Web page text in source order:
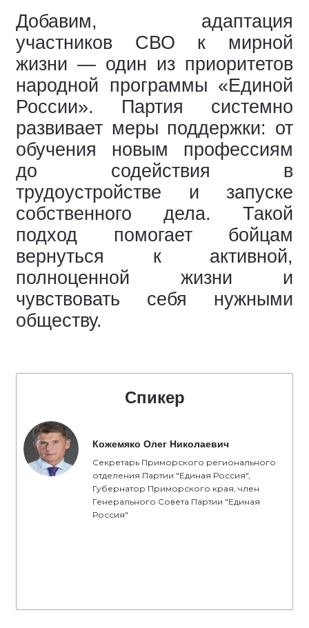
Добавим, адаптация
участников СВО к мирной
жизни — один из приоритетов
народной программы «Единой
России». Партия системно
развивает меры поддержки: от
обучения новым профессиям
до содействия в
трудоустройстве и запуске
собственного дела. Такой
подход помогает бойцам
вернуться к активной,
полноценной жизни и
чувствовать себя нужными
обществу.
Спикер
Кожемяко Олег Николаевич
Секретарь Приморского регионального
отделения Партии "Единая Россия",
Губернатор Приморского края, член
Генерального Совета Партии "Единая
Россия"